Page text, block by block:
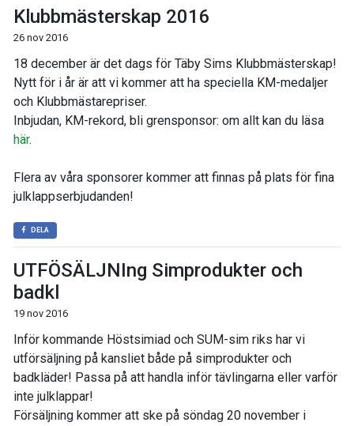
Klubbmästerskap 2016
26 nov 2016
18 december är det dags för Täby Sims Klubbmästerskap!
Nytt för i år är att vi kommer att ha speciella KM-medaljer
och Klubbmästarepriser.
Inbjudan, KM-rekord, bli grensponsor: om allt kan du läsa
här.
Flera av våra sponsorer kommer att finnas på plats för fina
julklappserbjudanden!
DELA
UTFÖSÄLJNIng Simprodukter och
badkl
19 nov 2016
Inför kommande Höstsimiad och SUM-sim riks har vi
utförsäljning på kansliet både på simprodukter och
badkläder! Passa på att handla inför tävlingarna eller varför
inte julklappar!
Försäljning kommer att ske på söndag 20 november i